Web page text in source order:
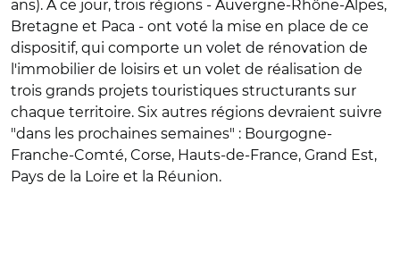
ans). À ce jour, trois régions - Auvergne-Rhône-Alpes,
Bretagne et Paca - ont voté la mise en place de ce
dispositif, qui comporte un volet de rénovation de
l'immobilier de loisirs et un volet de réalisation de
trois grands projets touristiques structurants sur
chaque territoire. Six autres régions devraient suivre
"dans les prochaines semaines" : Bourgogne-
Franche-Comté, Corse, Hauts-de-France, Grand Est,
Pays de la Loire et la Réunion.